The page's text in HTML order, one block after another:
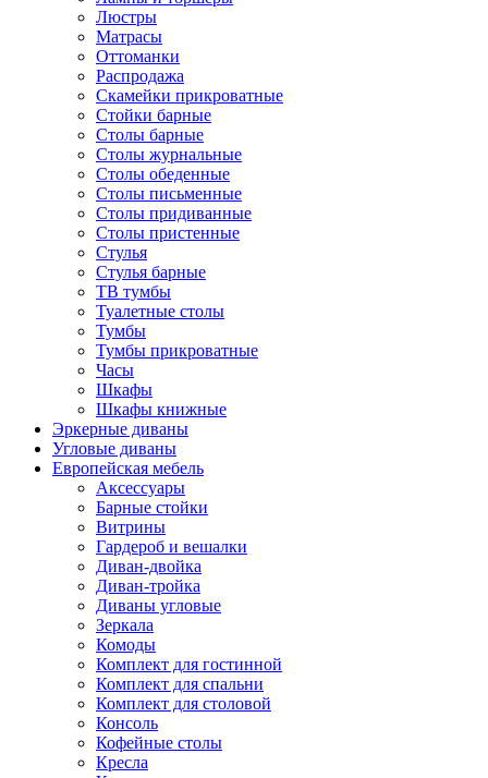
Люстры
Матрасы
Оттоманки
Распродажа
Скамейки прикроватные
Стойки барные
Столы барные
Столы журнальные
Столы обеденные
Столы письменные
Столы придиванные
Столы пристенные
Стулья
Стулья барные
ТВ тумбы
Туалетные столы
Тумбы
Тумбы прикроватные
Часы
Шкафы
Шкафы книжные
Эркерные диваны
Угловые диваны
Европейская мебель
Аксессуары
Барные стойки
Витрины
Гардероб и вешалки
Диван-двойка
Диван-тройка
Диваны угловые
Зеркала
Комоды
Комплект для гостинной
Комплект для спальни
Комплект для столовой
Консоль
Кофейные столы
Кресла